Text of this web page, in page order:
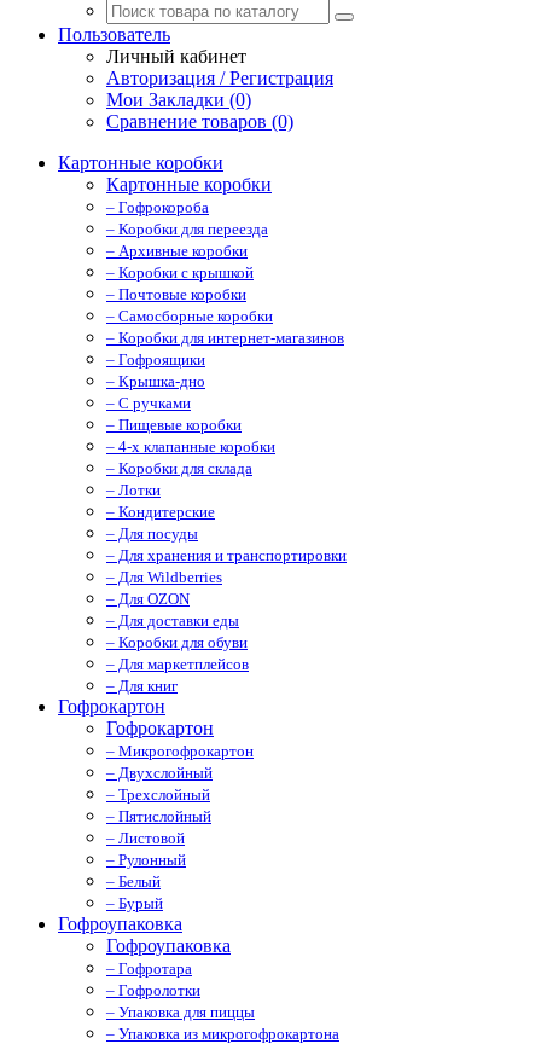
Пользователь
Личный кабинет
Авторизация / Регистрация
Мои Закладки (0)
Сравнение товаров (0)
Картонные коробки
Картонные коробки
– Гофрокороба
– Коробки для переезда
– Архивные коробки
– Коробки с крышкой
– Почтовые коробки
– Самосборные коробки
– Коробки для интернет-магазинов
– Гофроящики
– Крышка-дно
– С ручками
– Пищевые коробки
– 4-х клапанные коробки
– Коробки для склада
– Лотки
– Кондитерские
– Для посуды
– Для хранения и транспортировки
– Для Wildberries
– Для OZON
– Для доставки еды
– Коробки для обуви
– Для маркетплейсов
– Для книг
Гофрокартон
Гофрокартон
– Микрогофрокартон
– Двухслойный
– Трехслойный
– Пятислойный
– Листовой
– Рулонный
– Белый
– Бурый
Гофроупаковка
Гофроупаковка
– Гофротара
– Гофролотки
– Упаковка для пиццы
– Упаковка из микрогофрокартона